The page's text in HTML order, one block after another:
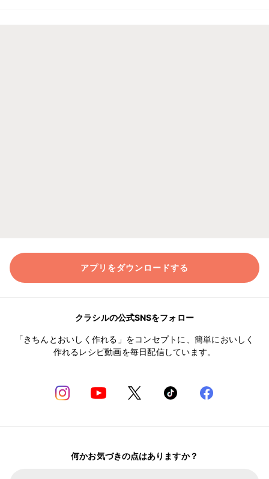
アプリをダウンロードする
クラシルの公式SNSをフォロー
「きちんとおいしく作れる」をコンセプトに、簡単においしく
作れるレシピ動画を毎日配信しています。
何かお気づきの点はありますか？